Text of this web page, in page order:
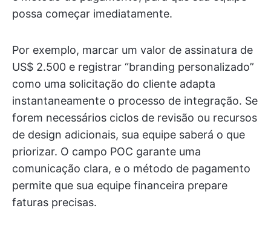
possa começar imediatamente.
Por exemplo, marcar um valor de assinatura de
US$ 2.500 e registrar “branding personalizado”
como uma solicitação do cliente adapta
instantaneamente o processo de integração. Se
forem necessários ciclos de revisão ou recursos
de design adicionais, sua equipe saberá o que
priorizar. O campo POC garante uma
comunicação clara, e o método de pagamento
permite que sua equipe financeira prepare
faturas precisas.